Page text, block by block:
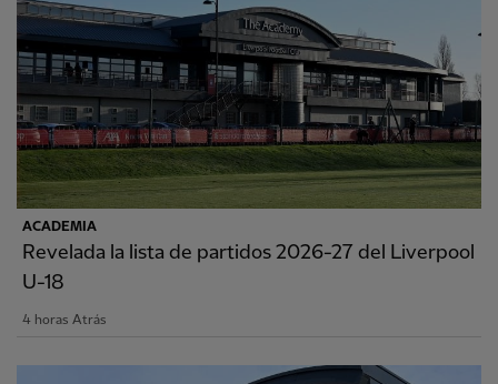
ACADEMIA
Revelada la lista de partidos 2026-27 del Liverpool
U-18
4 horas Atrás